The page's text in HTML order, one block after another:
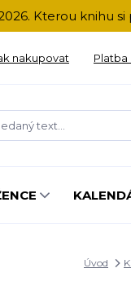
Kterou knihu
nakupovat Platba
Úvod